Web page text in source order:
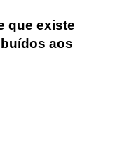
que existe
aos